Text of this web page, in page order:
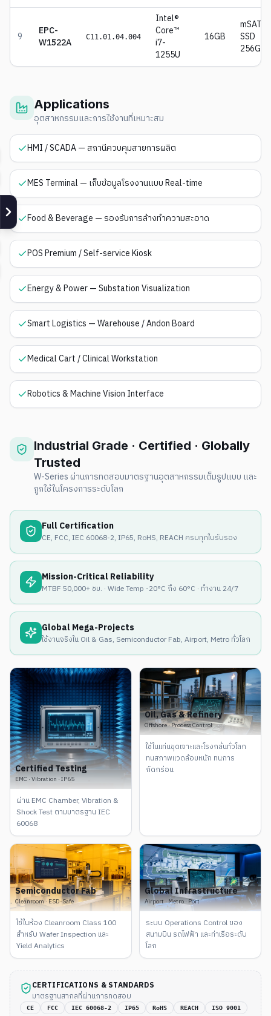
9
EPC-
W1522A
C11.01.04.004
Intel®
Core™
i7-
1255U
16GB
mSATA
SSD
256GB
Applications
อุตสาหกรรมและการใช้งานที่เหมาะสม
HMI / SCADA — สถานีควบคุมสายการผลิต
MES Terminal — เก็บข้อมูลโรงงานแบบ Real-time
Food & Beverage — รองรับการล้างทำความสะอาด
POS Premium / Self-service Kiosk
Energy & Power — Substation Visualization
Smart Logistics — Warehouse / Andon Board
Medical Cart / Clinical Workstation
Robotics & Machine Vision Interface
Industrial Grade · Certified · Globally
Trusted
W-Series ผ่านการทดสอบมาตรฐานอุตสาหกรรมเต็มรูปแบบ และ
ถูกใช้ในโครงการระดับโลก
Full Certification
CE, FCC, IEC 60068-2, IP65, RoHS, REACH ครบทุกใบรับรอง
Mission-Critical Reliability
MTBF 50,000+ ชม. · Wide Temp -20°C ถึง 60°C · ทำงาน 24/7
Global Mega-Projects
ใช้งานจริงใน Oil & Gas, Semiconductor Fab, Airport, Metro ทั่วโลก
Certified Testing
EMC · Vibration · IP65
ผ่าน EMC Chamber, Vibration &
Shock Test ตามมาตรฐาน IEC
60068
Oil, Gas & Refinery
Offshore · Process Control
ใช้ในแท่นขุดเจาะและโรงกลั่นทั่วโลก
ทนสภาพแวดล้อมหนัก ทนการ
กัดกร่อน
Semiconductor Fab
Cleanroom · ESD-Safe
ใช้ในห้อง Cleanroom Class 100
สำหรับ Wafer Inspection และ
Yield Analytics
Global Infrastructure
Airport · Metro · Port
ระบบ Operations Control ของ
สนามบิน รถไฟฟ้า และท่าเรือระดับ
โลก
CERTIFICATIONS & STANDARDS
มาตรฐานสากลที่ผ่านการทดสอบ
CE FCC IEC 60068-2 IP65 RoHS REACH ISO 9001